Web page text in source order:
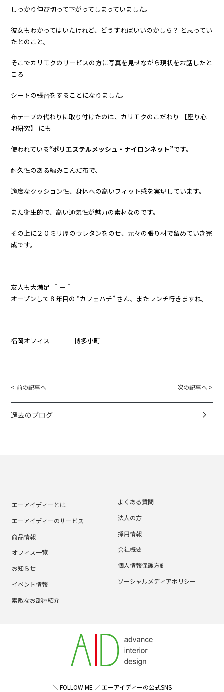
しっかり伸び切って下がってしまっていました。
彼女もわかってはいたけれど、どうすればいいのかしら？ と思ってい
たとのこと。
そこでカリモクのサービスの方に写真を見せながら現状をお話したと
ころ
シートの張替をすることになりました。
布テープの代わりに取り付けたのは、カリモクのこだわり 【座り心
地研究】 にも
使われている“ポリエステルメッシュ・ナイロンネット”です。
耐久性のある編みこんだ布で、
適度なクッション性、身体への高いフィット感を実現しています。
また衛生的で、高い通気性が魅力の素材なのです。
その上に２０ミリ厚のウレタンをのせ、元々の張り材で留めていき完
成です。
友人も大満足 ＾－＾
オープンして８年目の “カフェハチ” さん、またランチ行きますね。
福岡オフィス 博多小町
< 前の記事へ 次の記事へ >
過去のブログ
エーアイディーとは
エーアイディーのサービス
商品情報
オフィス一覧
お知らせ
イベント情報
素敵なお部屋紹介
よくある質問
法人の方
採用情報
会社概要
個人情報保護方針
ソーシャルメディアポリシー
＼ FOLLOW ME ／ エーアイディーの公式SNS